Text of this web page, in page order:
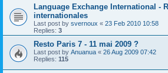
Language Exchange International -
internationales
Last post by svernoux « 23 Feb 2010 10:58
Replies: 3
Resto Paris 7 - 11 mai 2009 ?
Last post by Anuanua « 26 Aug 2009 07:42
Replies: 115